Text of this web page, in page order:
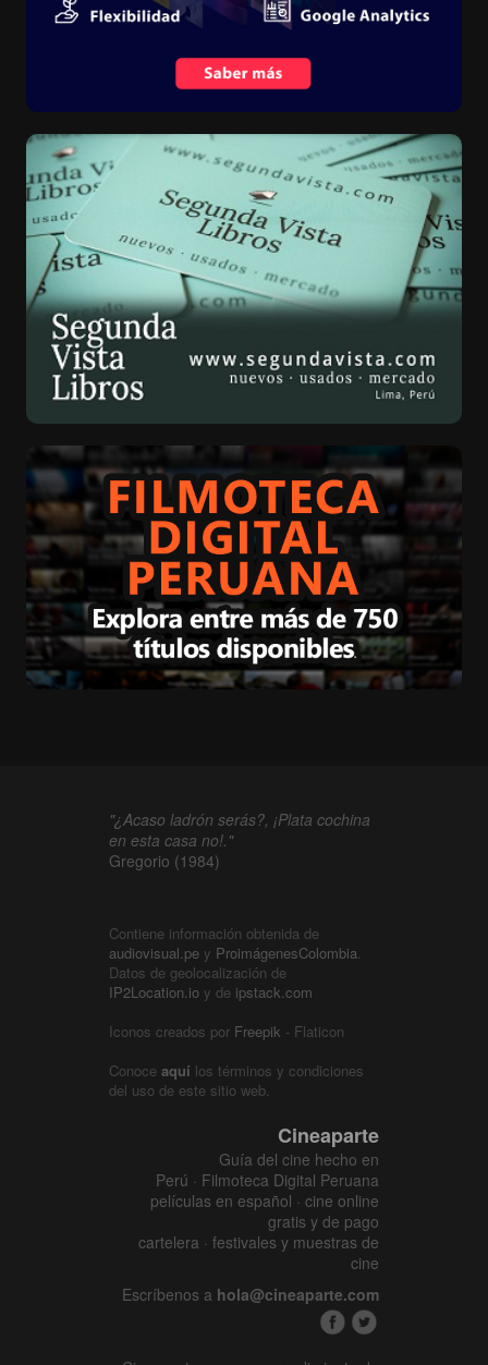
"¿Acaso ladrón serás?, ¡Plata cochina
en esta casa no!."
Gregorio (1984)
Contiene información obtenida de
audiovisual.pe y ProimágenesColombia.
Datos de geolocalización de
IP2Location.io y de ipstack.com
Iconos creados por Freepik - Flaticon
Conoce aquí los términos y condiciones
del uso de este sitio web.
Cineaparte
Guía del cine hecho en
Perú · Filmoteca Digital Peruana
películas en español · cine online
gratis y de pago
cartelera · festivales y muestras de
cine
Escríbenos a hola@cineaparte.com